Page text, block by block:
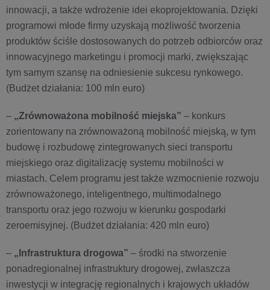
innowacji, a także wdrożenie idei ekoprojektowania. Dzięki
programowi młode firmy uzyskają możliwość tworzenia
produktów ściśle dostosowanych do potrzeb odbiorców oraz
innowacyjnego marketingu i promocji marki, zwiększając
tym samym szansę na odniesienie sukcesu rynkowego.
(Budżet działania: 100 mln euro)
– „Zrównoważona mobilność miejska” – konkurs
zorientowany na zrównoważoną mobilność miejską, w tym
budowę i rozbudowę zintegrowanych sieci transportu
miejskiego oraz digitalizację systemu mobilności w
miastach. Celem programu jest także wzmocnienie rozwoju
zrównoważonego, inteligentnego, multimodalnego
transportu oraz jego rozwoju w kierunku gospodarki
zeroemisyjnej. (Budżet działania: 420 mln euro)
– „Infrastruktura drogowa” – środki na stworzenie
ponadregionalnej infrastruktury drogowej, zwłaszcza
inwestycji w integrację regionalnych i krajowych układów